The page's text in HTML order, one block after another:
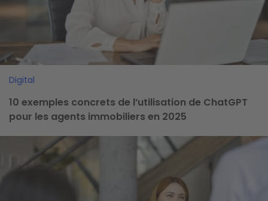
Digital
10 exemples concrets de l’utilisation de ChatGPT
pour les agents immobiliers en 2025